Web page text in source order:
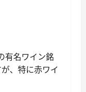
有名ワイン銘
が、特に赤ワイ